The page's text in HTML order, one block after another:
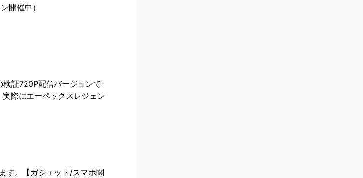
開催中）
検証720P配信バージョンで
際にエーペックスレジェン
す。【ガジェット/スマホ関